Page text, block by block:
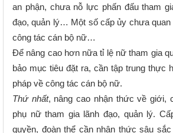
an phận, chưa nỗ lực phấn đấu tham
đạo, quản lý… Một số cấp ủy chưa quan
công tác cán bộ nữ…
Để nâng cao hơn nữa tỉ lệ nữ tham gia
bảo mục tiêu đặt ra, cần tập trung thực
pháp về công tác cán bộ nữ.
Thứ nhất, nâng cao nhận thức về giới,
phụ nữ tham gia lãnh đạo, quản lý.
quyền, đoàn thể cần nhận thức sâu